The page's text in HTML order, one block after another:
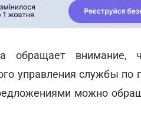
обращает
управления службы
можно